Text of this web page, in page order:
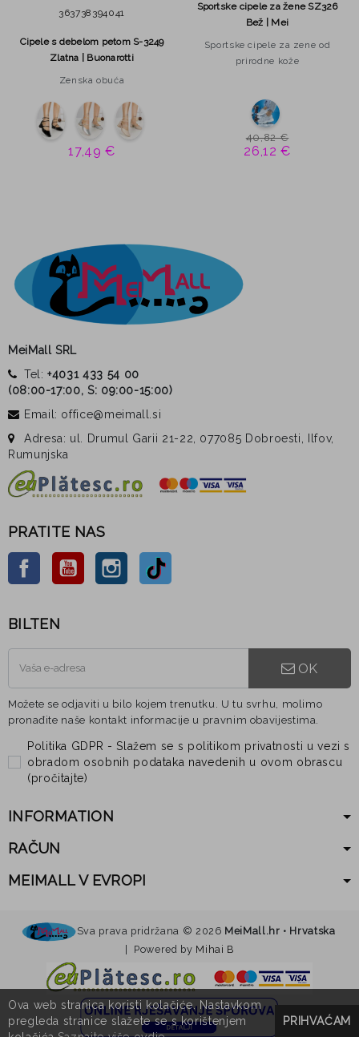
363738 394041
Cipele s debelom petom S-3249
Zlatna | Buonarotti
Zenska obuća
17,49 €
Sportske cipele za žene SZ326
Bež | Mei
Sportske cipele za zene od
prirodne kože
26,12 €
40,82 €
MeiMall SRL
Tel:+4031 433 54 00
(08:00-17:00, S: 09:00-15:00)
Email: office@meimall.si
Adresa: ul. Drumul Garii 21-22, 077085 Dobroesti, Ilfov,
Rumunjska
PRATITE NAS
FacebookYouTube InstagramTikTok
BILTEN
OK
Možete se odjaviti u bilo kojem trenutku. U tu svrhu, molimo
pronađite naše kontakt informacije u pravnim obavijestima.
Politika GDPR - Slažem se s politikom privatnosti u vezi s
obradom osobnih podataka navedenih u ovom obrascu
(pročitajte)
INFORMATION
RAČUN
MEIMALL V EVROPI
Sva prava pridržana © 2026 MeiMall.hr • Hrvatska
| Powered by Mihai B
Ova web stranica koristi kolačiće. Nastavkom
pregleda stranice slažete se s korištenjem
PRIHVAĆAM